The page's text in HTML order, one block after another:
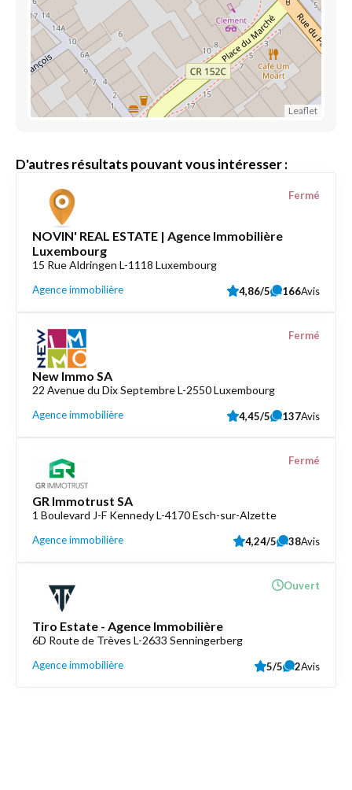
Leaflet
D'autres résultats pouvant vous intéresser :
NOVIN' REAL ESTATE | Agence Immobilière
Luxembourg
15 Rue Aldringen L-1118 Luxembourg
Agence immobilière
Fermé
4,86/5 166Avis
New Immo SA
22 Avenue du Dix Septembre L-2550 Luxembourg
Agence immobilière
Fermé
4,45/5 137Avis
GR Immotrust SA
1 Boulevard J-F Kennedy L-4170 Esch-sur-Alzette
Agence immobilière
Fermé
4,24/5 38Avis
Tiro Estate - Agence Immobilière
6D Route de Trèves L-2633 Senningerberg
Agence immobilière
Ouvert
5/5 2Avis